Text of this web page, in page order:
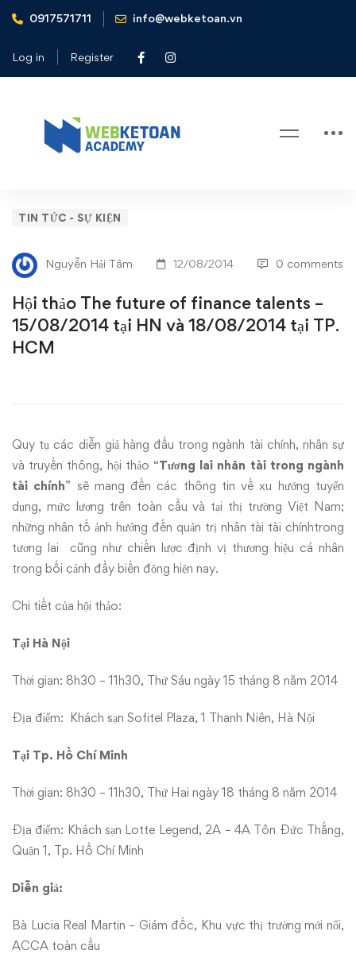
0917571711 info@webketoan.vn
Log in Register
Home
Tin tức - Sự kiện
và 18/08/2014 tại TP. HCM
Hội
thảo
The
future
of
talents
–
15/08/2014
tại
HN
và
18/08/2014
tại
TP.
HCM
TIN TỨC - SỰ KIỆN
Nguyễn Hải Tâm 12/08/2014 0 comments
Hội thảo The future of finance talents –
15/08/2014 tại HN và 18/08/2014 tại TP.
HCM
Quy tụ các diễn giả hàng đầu trong ngành tài chính, nhân sự
và truyền thông, hội thảo “Tương lai nhân tài trong ngành
tài chính” sẽ mang đến các thông tin về xu hướng tuyển
dụng, mức lương trên toàn cầu và tại thị trường Việt Nam;
những nhân tố ảnh hưởng đến quản trị nhân tài tài chínhtrong
tương lai cũng như chiến lược định vị thương hiệu cá nhân
trong bối cảnh đầy biến động hiện nay.
Chi tiết của hội thảo:
Tại Hà Nội
Thời gian: 8h30 – 11h30, Thứ Sáu ngày 15 tháng 8 năm 2014
Địa điểm: Khách sạn Sofitel Plaza, 1 Thanh Niên, Hà Nội
Tại Tp. Hồ Chí Minh
Thời gian: 8h30 – 11h30, Thứ Hai ngày 18 tháng 8 năm 2014
Địa điểm: Khách sạn Lotte Legend, 2A – 4A Tôn Đức Thắng,
Quận 1, Tp. Hồ Chí Minh
Diễn giả:
Bà Lucia Real Martin – Giám đốc, Khu vực thị trường mới nổi,
ACCA toàn cầu